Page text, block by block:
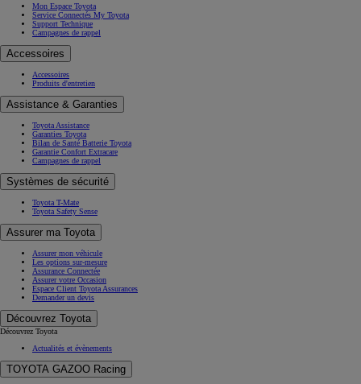
Mon Espace Toyota
Service Connectés My Toyota
Support Technique
Campagnes de rappel
Accessoires
Accessoires
Produits d'entretien
Assistance & Garanties
Toyota Assistance
Garanties Toyota
Bilan de Santé Batterie Toyota
Garantie Confort Extracare
Campagnes de rappel
Systèmes de sécurité
Toyota T-Mate
Toyota Safety Sense
Assurer ma Toyota
Assurer mon véhicule
Les options sur-mesure
Assurance Connectée
Assurer votre Occasion
Espace Client Toyota Assurances
Demander un devis
Découvrez Toyota
Découvrez Toyota
Actualités et évènements
TOYOTA GAZOO Racing